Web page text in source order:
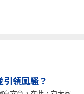
領風騷？